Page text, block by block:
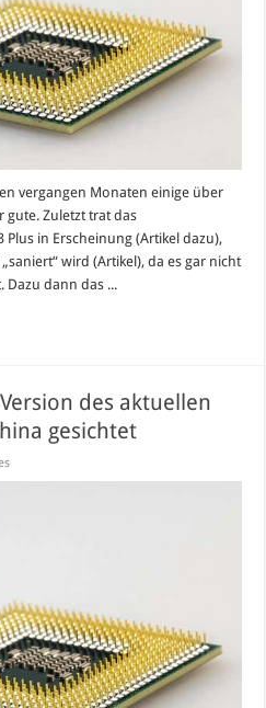
vergangen Monaten einige über
gute. Zuletzt trat das
in Erscheinung (Artikel dazu),
wird (Artikel), da es gar nicht
dann das ...
des aktuellen
gesichtet